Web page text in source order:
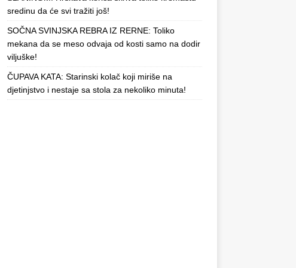
sredinu da će svi tražiti još!
SOČNA SVINJSKA REBRA IZ RERNE: Toliko
mekana da se meso odvaja od kosti samo na dodir
viljuške!
ČUPAVA KATA: Starinski kolač koji miriše na
djetinjstvo i nestaje sa stola za nekoliko minuta!